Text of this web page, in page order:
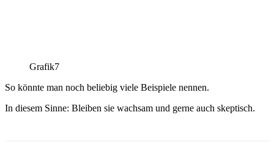
Grafik7
So könnte man noch beliebig viele Beispiele nennen.
In diesem Sinne: Bleiben sie wachsam und gerne auch skeptisch.